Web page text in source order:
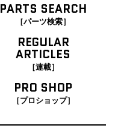
PARTS SEARCH
［パーツ検索］
REGULAR
ARTICLES
［連載］
PRO SHOP
［プロショップ］